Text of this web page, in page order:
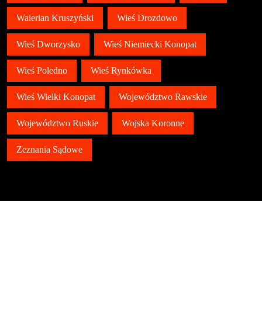
Walerian Kruszyński Wieś Drozdowo
Wieś Dworzysko Wieś Niemiecki Konopat
Wieś Poledno Wieś Rynkówka
Wieś Wielki Konopat Województwo Rawskie
Województwo Ruskie Wojska Koronne
Zeznania Sądowe